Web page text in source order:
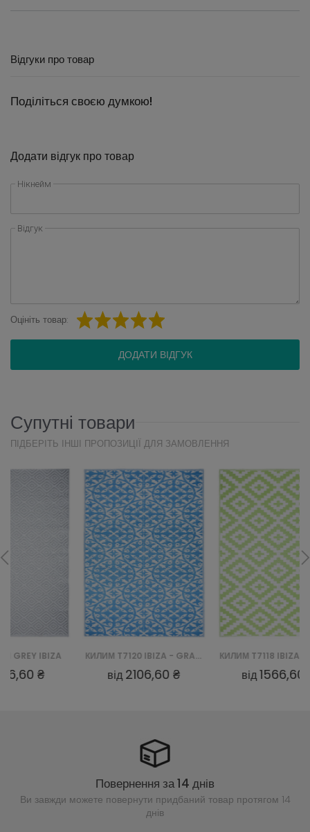
Відгуки про товар
Поділіться своєю думкою!
Додати відгук про товар
Нікнейм
Відгук
Оцініть товар:
ДОДАТИ ВІДГУК
Супутні товари
ПІДБЕРІТЬ ІНШІ ПРОПОЗИЦІЇ ДЛЯ ЗАМОВЛЕННЯ
КИЛИМ T7120 IBIZA - GRANATOWY
від 2106,60 ₴
КИЛИМ T7118 IBIZA - ZIELONY
від 1566,60 ₴
Повернення за 14 днів
Ви завжди можете повернути придбаний товар протягом 14
днів